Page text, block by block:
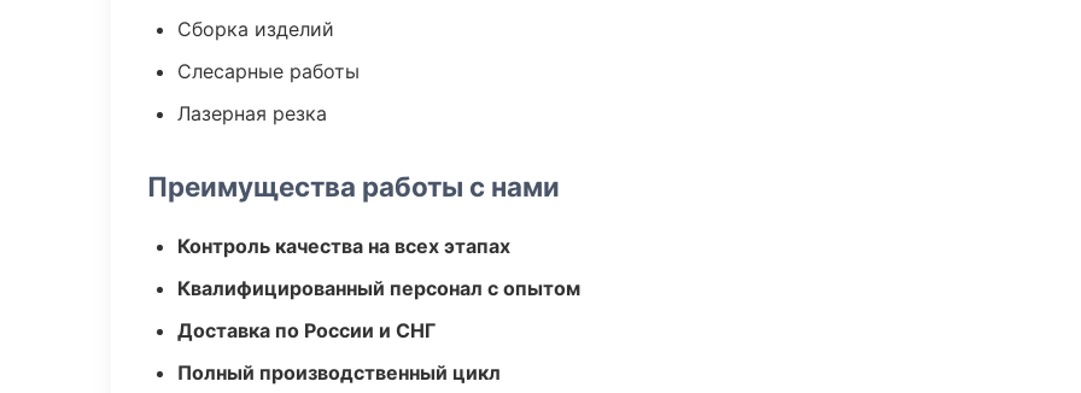
Сборка изделий
Слесарные работы
Лазерная резка
Преимущества работы с нами
Контроль качества на всех этапах
Квалифицированный персонал с опытом
Доставка по России и СНГ
Полный производственный цикл